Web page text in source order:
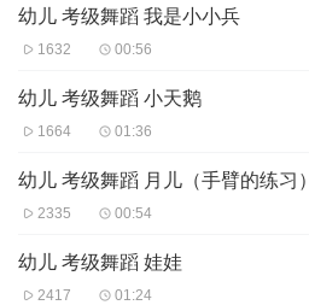
幼儿 考级舞蹈 我是小小兵
1632 00:56
幼儿 考级舞蹈 小天鹅
1664 01:36
幼儿 考级舞蹈 月儿（手臂的练习）
2335 00:54
幼儿 考级舞蹈 娃娃
2417 01:24